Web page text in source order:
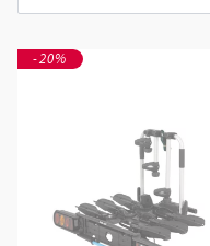
-20%